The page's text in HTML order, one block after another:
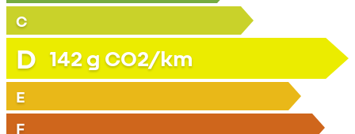
C
D 142 g CO2/km
E
F